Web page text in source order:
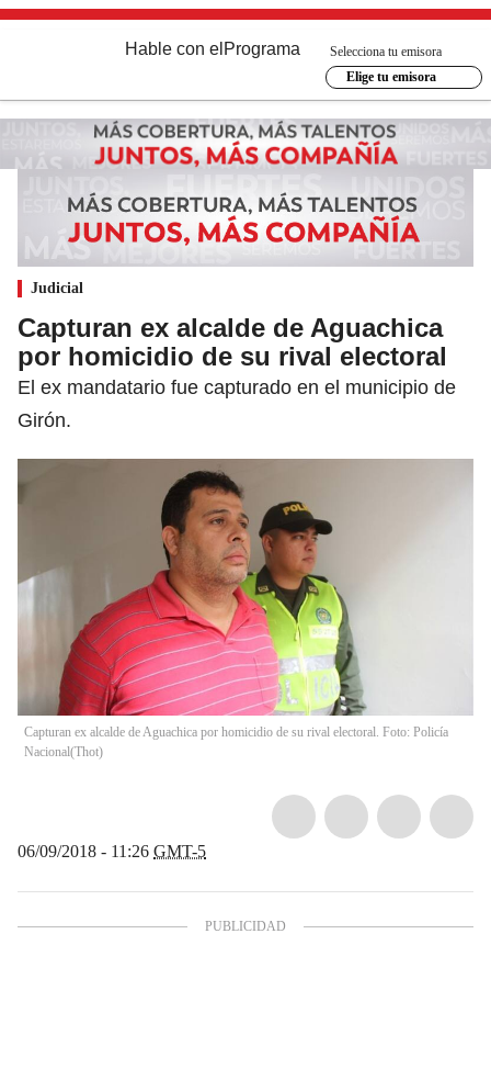
Hable con el Programa
Selecciona tu emisora
Elige tu emisora
Judicial
Capturan ex alcalde de Aguachica
por homicidio de su rival electoral
El ex mandatario fue capturado en el municipio de
Girón.
Capturan ex alcalde de Aguachica por homicidio de su rival electoral. Foto: Policía
Nacional(Thot)
06/09/2018 - 11:26 GMT-5